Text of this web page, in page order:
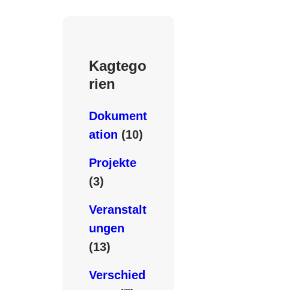
Kagtego
rien
Dokument
ation (10)
Projekte
(3)
Veranstalt
ungen
(13)
Verschied